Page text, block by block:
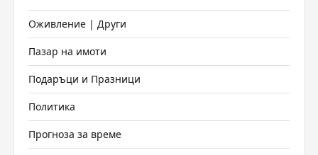
Оживление | Други
Пазар на имоти
Подаръци и Празници
Политика
Прогноза за време